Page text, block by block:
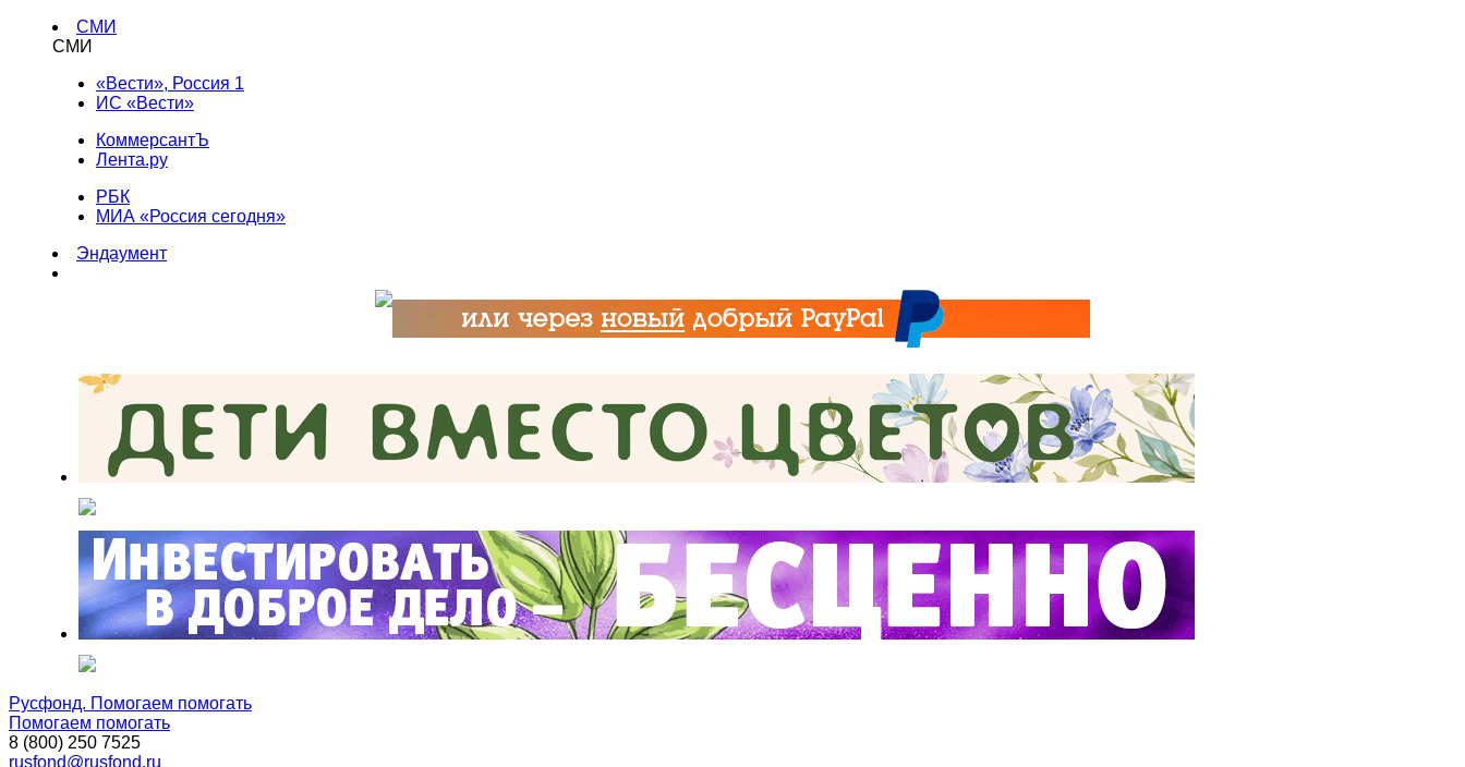
СМИ
СМИ
«Вести», Россия 1
ИС «Вести»
КоммерсантЪ
Лента.ру
РБК
МИА «Россия сегодня»
Эндаумент
Русфонд. Помогаем помогать
Помогаем помогать
8 (800) 250 7525
rusfond@rusfond.ru